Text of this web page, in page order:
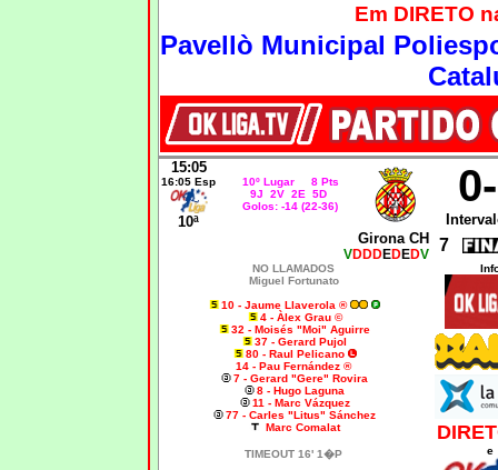
Em DIRETO
Pavellò Municipal
15:05
16:05 Esp
10ª
10º Lugar 8 Pts
9J 2V 2E 5D
Golos: -14 (22-36)
Girona CH
VDDDEDEDV 7
NO LLAMADOS
Miguel Fortunato
10 - Jaume Llaverola ®
4 - Àlex Grau ©
32 - Moisés "Moi" Aguirre
37 - Gerard Pujol
80 - Raul Pelicano
14 - Pau Fernández ®
7 - Gerard "Gere" Rovira
8 - Hugo Laguna
11 - Marc Vázquez
77 - Carles "Litus" Sánchez
Marc Comalat
TIMEOUT 16' 1�P e